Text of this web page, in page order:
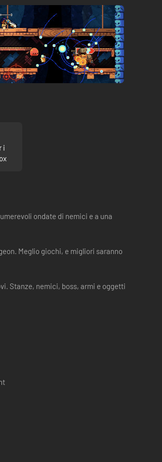
i
ondate di nemici e a una
Meglio giochi, e migliori saranno
Stanze, nemici, boss, armi e oggetti